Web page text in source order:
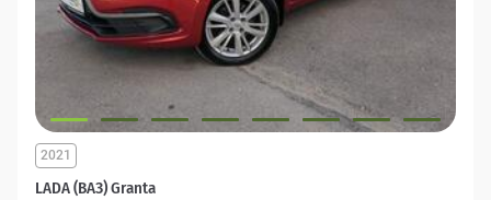
LADA (ВАЗ) Granta
2021